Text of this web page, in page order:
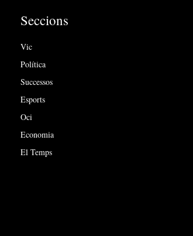
Seccions
Vic
Política
Successos
Esports
Oci
Economia
El Temps